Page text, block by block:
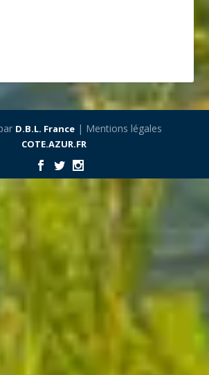
D.B.L. France| Mentions légales
COTE.AZUR.FR